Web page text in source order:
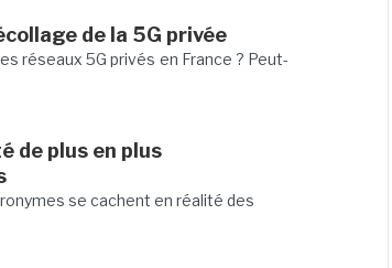
de la 5G privée
réseaux 5G privés en France ? Peut-
de plus en plus
se cachent en réalité des